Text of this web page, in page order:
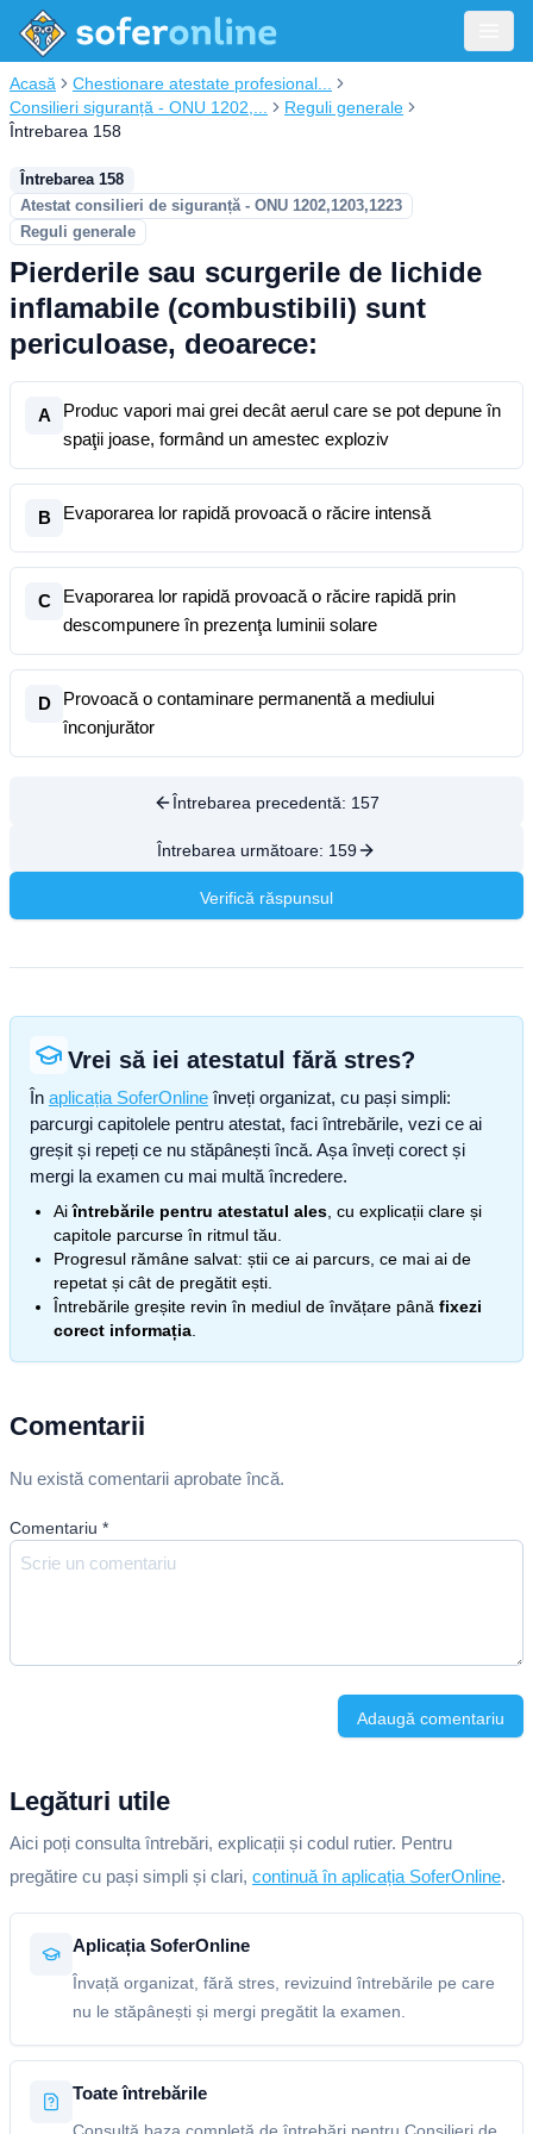
Acasă
Chestionare atestate profesional...
Consilieri siguranță - ONU 1202,...
Reguli generale
Întrebarea 158
Întrebarea 158
Atestat consilieri de siguranță - ONU 1202,1203,1223
Reguli generale
Pierderile sau scurgerile de lichide
inflamabile (combustibili) sunt
periculoase, deoarece:
A
Produc vapori mai grei decât aerul care se pot depune în
spaţii joase, formând un amestec exploziv
B Evaporarea lor rapidă provoacă o răcire intensă
C
Evaporarea lor rapidă provoacă o răcire rapidă prin
descompunere în prezenţa luminii solare
D
Provoacă o contaminare permanentă a mediului
înconjurător
Întrebarea precedentă: 157
Întrebarea următoare: 159
Verifică răspunsul
Vrei să iei atestatul fără stres?
În aplicația SoferOnline înveți organizat, cu pași simpli:
parcurgi capitolele pentru atestat, faci întrebările, vezi ce ai
greșit și repeți ce nu stăpânești încă. Așa înveți corect și
mergi la examen cu mai multă încredere.
Aiîntrebările pentru atestatul ales , cu explicații clare și
capitole parcurse în ritmul tău.
Progresul rămâne salvat: știi ce ai parcurs, ce mai ai de
repetat și cât de pregătit ești.
Întrebările greșite revin în mediul de învățare până fixezi
corect informația
Comentarii
Nu există comentarii aprobate încă.
Comentariu *
Adaugă comentariu
Legături utile
Aici poți consulta întrebări, explicații și codul rutier. Pentru
pregătire cu pași simpli și clari, continuă în aplicația SoferOnline.
Aplicația SoferOnline
Învață organizat, fără stres, revizuind întrebările pe care
nu le stăpânești și mergi pregătit la examen.
Toate întrebările